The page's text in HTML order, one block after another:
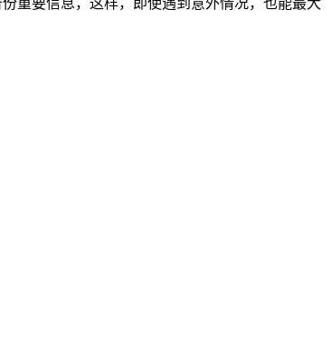
重要信息，这样，即使遇到意外情况，也能最大